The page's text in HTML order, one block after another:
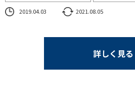
2019.04.03 2021.08.05
詳しく見る